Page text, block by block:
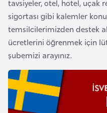
tavsiyeler, otel, hotel, uçak
sigortası gibi kalemler
temsilcilerimizden destek
ücretlerini öğrenmek için
şubemizi arayınız.
F
i
l
d
i
ş
i
S